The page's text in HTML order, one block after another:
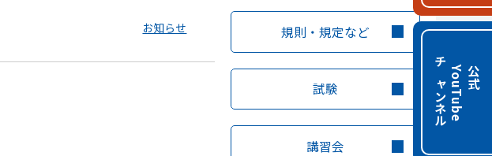
公
式
Y
o
u
T
u
b
e
チャンネル
お知らせ 規則・規定など
試験
講習会